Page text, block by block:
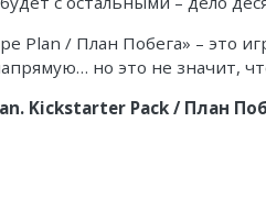
Plan / План Побега» – это
но это не значит,
Kickstarter Pack / План